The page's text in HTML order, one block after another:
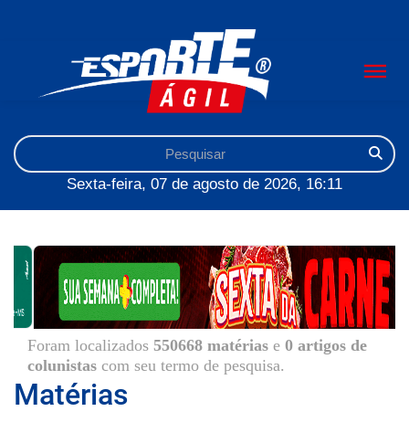
Sexta-feira, 07 de agosto de 2026, 16:11
Foram localizados 550668 matérias e 0 artigos de
colunistas com seu termo de pesquisa.
Matérias